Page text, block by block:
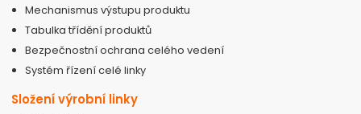
Mechanismus výstupu produktu
Tabulka třídění produktů
Bezpečnostní ochrana celého vedení
Systém řízení celé linky
Složení výrobní linky